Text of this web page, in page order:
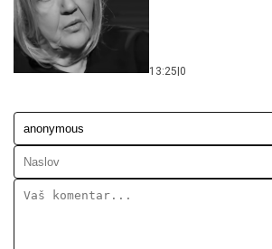
13:25 0